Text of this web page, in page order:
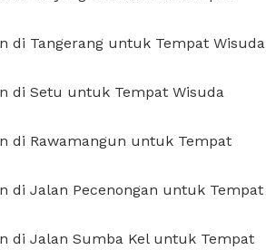
di Tangerang untuk Tempat Wisuda
di Setu untuk Tempat Wisuda
di Rawamangun untuk Tempat
di Jalan Pecenongan untuk Tempat
di Jalan Sumba Kel untuk Tempat